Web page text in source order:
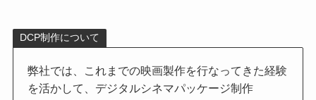
DCP制作について
弊社では、これまでの映画製作を行なってきた経験
を活かして、デジタルシネマパッケージ制作